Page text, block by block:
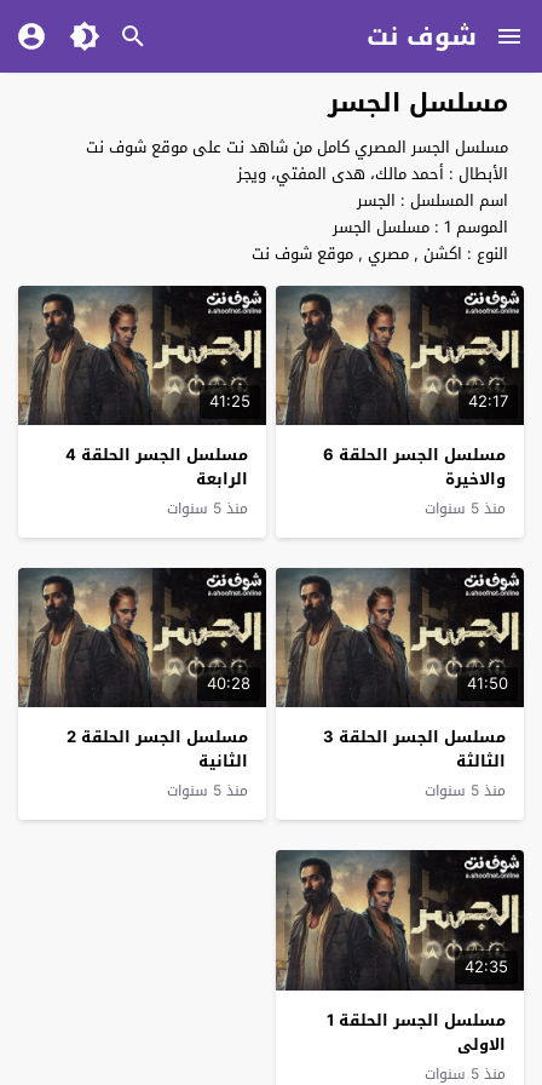
شوف نت
مسلسل الجسر
مسلسل الجسر المصري كامل من شاهد نت على موقع شوف نت
الأبطال : أحمد مالك، هدى المفتي، ويجز
اسم المسلسل : الجسر
الموسم 1 : مسلسل الجسر
النوع : اكشن , مصري , موقع شوف نت
42:17
مسلسل الجسر الحلقة 6
والاخيرة
منذ 5 سنوات
41:25
مسلسل الجسر الحلقة 4
الرابعة
منذ 5 سنوات
41:50
مسلسل الجسر الحلقة 3
الثالثة
منذ 5 سنوات
40:28
مسلسل الجسر الحلقة 2
الثانية
منذ 5 سنوات
42:35
مسلسل الجسر الحلقة 1
الاولى
منذ 5 سنوات